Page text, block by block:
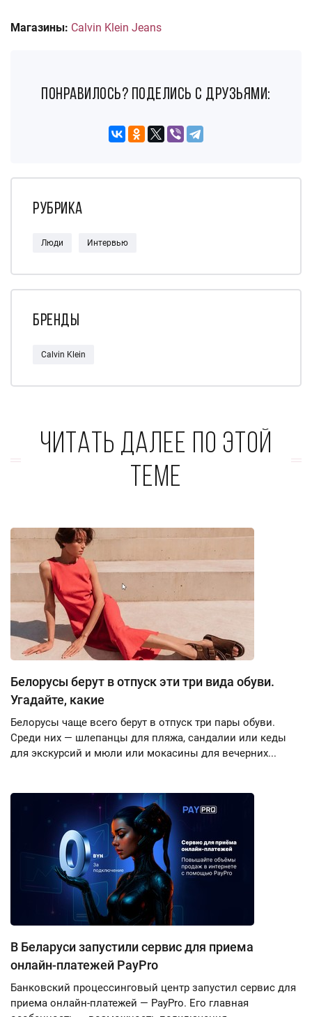
Магазины: Calvin Klein Jeans
понравилось? поделись с друзьями:
Рубрика
Люди Интервью
Бренды
Calvin Klein
Читать далее по этой
теме
Белорусы берут в отпуск эти три вида обуви.
Угадайте, какие
Белорусы чаще всего берут в отпуск три пары обуви.
Среди них — шлепанцы для пляжа, сандалии или кеды
для экскурсий и мюли или мокасины для вечерних...
В Беларуси запустили сервис для приема
онлайн-платежей PayPro
Банковский процессинговый центр запустил сервис для
приема онлайн-платежей — PayPro. Его главная